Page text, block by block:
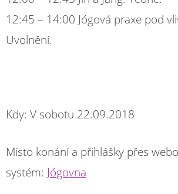
12:45 – 14:00 Jógová praxe pod
Uvolnění.
Kdy: V sobotu 22.09.2018
Místo konání a přihlášky přes
systém: Jógovna